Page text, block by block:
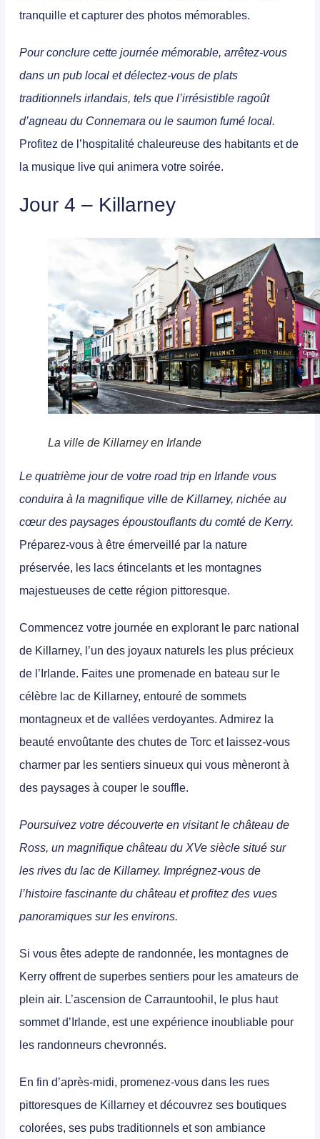
tranquille et capturer des photos mémorables.
Pour conclure cette journée mémorable, arrêtez-vous
dans un pub local et délectez-vous de plats
traditionnels irlandais, tels que l’irrésistible ragoût
d’agneau du Connemara ou le saumon fumé local.
Profitez de l’hospitalité chaleureuse des habitants et de
la musique live qui animera votre soirée.
Jour 4 – Killarney
La ville de Killarney en Irlande
Le quatrième jour de votre road trip en Irlande vous
conduira à la magnifique ville de Killarney, nichée au
cœur des paysages époustouflants du comté de Kerry.
Préparez-vous à être émerveillé par la nature
préservée, les lacs étincelants et les montagnes
majestueuses de cette région pittoresque.
Commencez votre journée en explorant le parc national
de Killarney, l’un des joyaux naturels les plus précieux
de l’Irlande. Faites une promenade en bateau sur le
célèbre lac de Killarney, entouré de sommets
montagneux et de vallées verdoyantes. Admirez la
beauté envoûtante des chutes de Torc et laissez-vous
charmer par les sentiers sinueux qui vous mèneront à
des paysages à couper le souffle.
Poursuivez votre découverte en visitant le château de
Ross, un magnifique château du XVe siècle situé sur
les rives du lac de Killarney. Imprégnez-vous de
l’histoire fascinante du château et profitez des vues
panoramiques sur les environs.
Si vous êtes adepte de randonnée, les montagnes de
Kerry offrent de superbes sentiers pour les amateurs de
plein air. L’ascension de Carrauntoohil, le plus haut
sommet d’Irlande, est une expérience inoubliable pour
les randonneurs chevronnés.
En fin d’après-midi, promenez-vous dans les rues
pittoresques de Killarney et découvrez ses boutiques
colorées, ses pubs traditionnels et son ambiance